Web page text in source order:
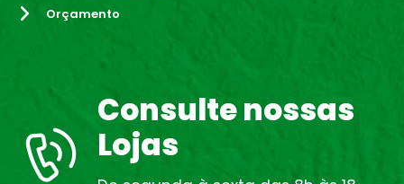
Orçamento
Consulte nossas
Lojas